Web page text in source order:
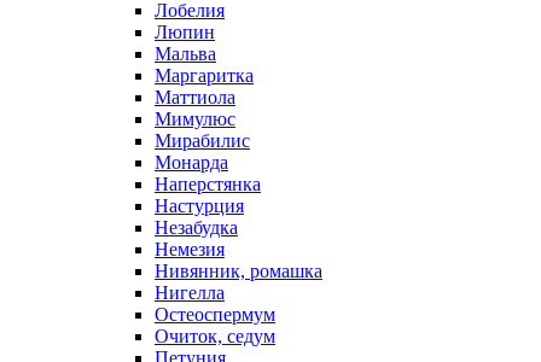
Лобелия
Люпин
Мальва
Маргаритка
Маттиола
Мимулюс
Мирабилис
Монарда
Наперстянка
Настурция
Незабудка
Немезия
Нивянник, ромашка
Нигелла
Остеоспермум
Очиток, седум
Петуния